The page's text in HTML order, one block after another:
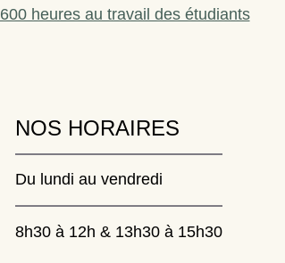
heures au travail des étudiants
NOS HORAIRES
Du lundi au vendredi
8h30 à 12h & 13h30 à 15h30